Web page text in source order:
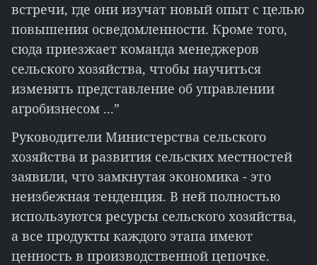
встречи, где они изучат новый опыт с целью
повышения осведомленности. Кроме того,
сюда приезжает команда менеджеров
сельского хозяйства, чтобы научиться
изменять представление об управлении
агробизнесом ...”
Руководители Министерства сельского
хозяйства и развития сельских местностей
заявили, что замкнутая экономика - это
неизбежная тенденция. В ней полностью
используются ресурсы сельского хозяйства,
а все продукты каждого этапа имеют
ценность в производственной цепочке.